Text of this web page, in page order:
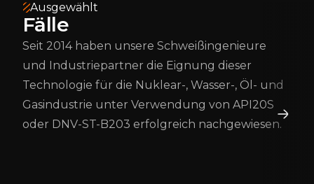
Ausgewählt
Fälle
Seit 2014 haben unsere Schweißingenieure
und Industriepartner die Eignung dieser
Technologie für die Nuklear-, Wasser-, Öl- und
Gasindustrie unter Verwendung von API20S
oder DNV-ST-B203 erfolgreich nachgewiesen.